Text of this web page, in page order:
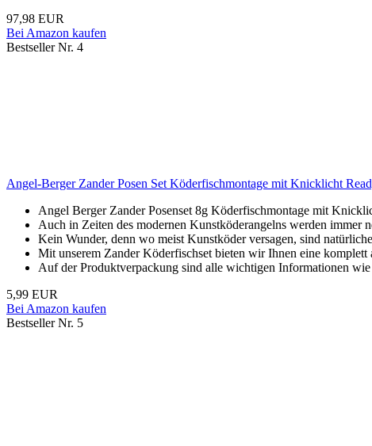
97,98 EUR
Bei Amazon kaufen
Bestseller Nr. 4
Angel-Berger Zander Posen Set Köderfischmontage mit Knicklicht
Angel Berger Zander Posenset 8g Köderfischmontage mit
Auch in Zeiten des modernen Kunstköderangelns werden immer
Kein Wunder, denn wo meist Kunstköder versagen, sind
Mit unserem Zander Köderfischset bieten wir Ihnen eine
Auf der Produktverpackung sind alle wichtigen Informationen
5,99 EUR
Bei Amazon kaufen
Bestseller Nr. 5